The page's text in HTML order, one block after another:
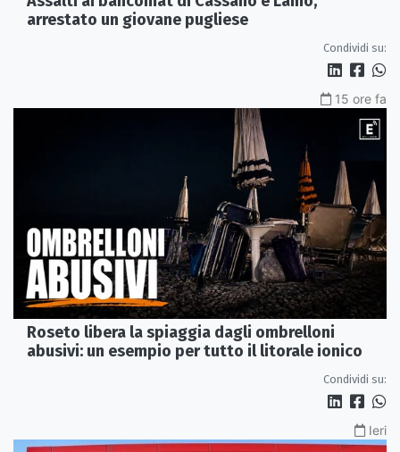
arrestato un giovane pugliese
Condividi su:
15 ore fa
Roseto libera la spiaggia dagli ombrelloni
abusivi: un esempio per tutto il litorale ionico
Condividi su:
Ieri